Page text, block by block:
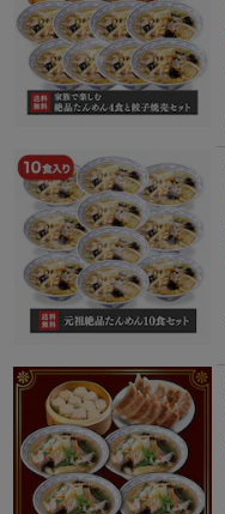
カートに入れる